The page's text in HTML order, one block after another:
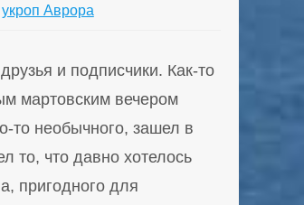
укроп Аврора
и подписчики. Как-то
мартовским вечером
то необычного, зашел в
то, что давно хотелось
пригодного для